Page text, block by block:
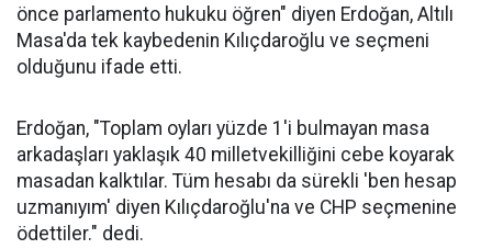
önce parlamento hukuku öğren" diyen Erdoğan, Altılı
Masa'da tek kaybedenin Kılıçdaroğlu ve seçmeni
olduğunu ifade etti.
Erdoğan, "Toplam oyları yüzde 1'i bulmayan masa
arkadaşları yaklaşık 40 milletvekilliğini cebe koyarak
masadan kalktılar. Tüm hesabı da sürekli 'ben hesap
uzmanıyım' diyen Kılıçdaroğlu'na ve CHP seçmenine
ödettiler." dedi.